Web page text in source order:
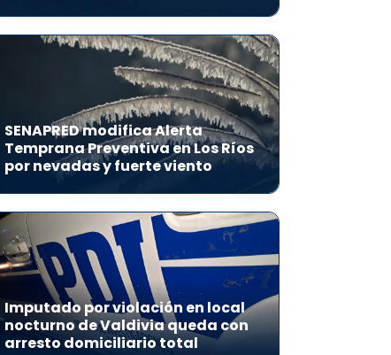
SENAPRED modifica Alerta
Temprana Preventiva en Los Ríos
por nevadas y fuerte viento
Imputado por violación en local
nocturno de Valdivia queda con
arresto domiciliario total